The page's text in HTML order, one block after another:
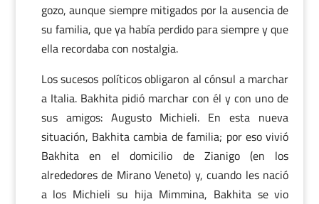
gozo, aunque siempre mitigados por la ausencia de
su familia, que ya había perdido para siempre y que
ella recordaba con nostalgia.
Los sucesos políticos obligaron al cónsul a marchar
a Italia. Bakhita pidió marchar con él y con uno de
sus amigos: Augusto Michieli. En esta nueva
situación, Bakhita cambia de familia; por eso vivió
Bakhita en el domicilio de Zianigo (en los
alrededores de Mirano Veneto) y, cuando les nació
a los Michieli su hija Mimmina, Bakhita se vio